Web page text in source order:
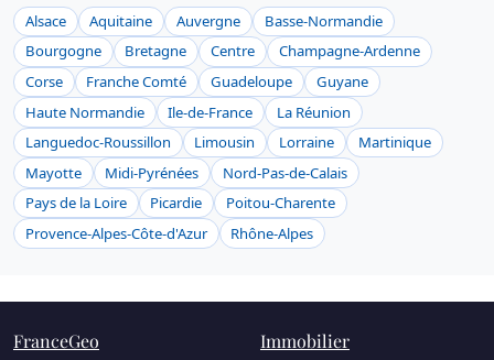
Alsace Aquitaine Auvergne
Basse-Normandie
Bourgogne
Bretagne Centre
Champagne-Ardenne
Corse
Franche Comté Guadeloupe
Guyane
Haute Normandie
Ile-de-France
La Réunion
Languedoc-Roussillon
Limousin Lorraine
Martinique
Mayotte
Midi-Pyrénées
Nord-Pas-de-Calais
Pays de la Loire
Picardie
Poitou-Charente
Provence-Alpes-Côte-d'Azur
Rhône-Alpes
FranceGeo Immobilier